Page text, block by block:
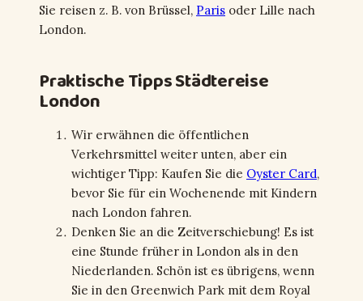
Sie reisen z. B. von Brüssel, Paris oder Lille nach
London.
Praktische Tipps Städtereise
London
Wir erwähnen die öffentlichen
Verkehrsmittel weiter unten, aber ein
wichtiger Tipp: Kaufen Sie die Oyster Card,
bevor Sie für ein Wochenende mit Kindern
nach London fahren.
Denken Sie an die Zeitverschiebung! Es ist
eine Stunde früher in London als in den
Niederlanden. Schön ist es übrigens, wenn
Sie in den Greenwich Park mit dem Royal